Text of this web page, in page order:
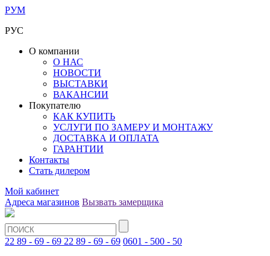
РУМ
РУС
О компании
О НАС
НОВОСТИ
ВЫСТАВКИ
ВАКАНСИИ
Покупателю
КАК КУПИТЬ
УСЛУГИ ПО ЗАМЕРУ И МОНТАЖУ
ДОСТАВКА И ОПЛАТА
ГАРАНТИИ
Контакты
Стать дилером
Мой кабинет
Адреса магазинов Вызвать замерщика
22 89 - 69 - 69 22 89 - 69 - 69 0601 - 500 - 50